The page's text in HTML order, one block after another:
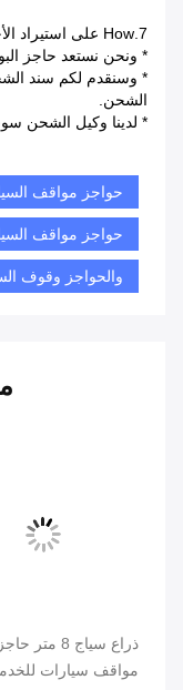
7.How على استيراد الأجهزة الخاصة بك؟
* ونحن نستعد حاجز
* وسنقدم لكم سند
الشحن.
* لدينا وكيل الشحن
حواجز مواقف
حواجز مواقف
والحواجز وقوف
ذراع سياج 8 متر حاجز
مواقف سيارات